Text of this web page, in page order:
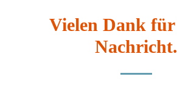
Vielen Dank für
Nachricht.